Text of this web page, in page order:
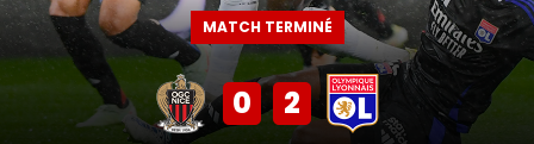
MATCH TERMINÉ
0 2